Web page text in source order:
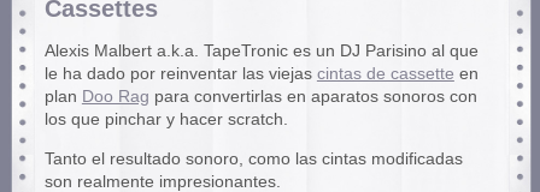
Cassettes
Alexis Malbert a.k.a. TapeTronic es un DJ Parisino al que
le ha dado por reinventar las viejas cintas de cassette en
plan Doo Rag para convertirlas en aparatos sonoros con
los que pinchar y hacer scratch.
Tanto el resultado sonoro, como las cintas modificadas
son realmente impresionantes.